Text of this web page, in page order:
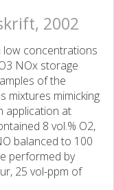
2002
low concentrations
NOx storage
of the
mixtures mimicking
application at
8 vol.% O2,
balanced to 100
performed by
25 vol-ppm of